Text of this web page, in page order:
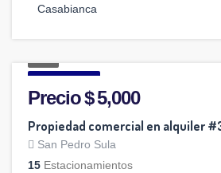
Casabianca
ALQUILER
Precio $ 5,000
Propiedad comercial en alquiler
San Pedro Sula
15 Estacionamientos